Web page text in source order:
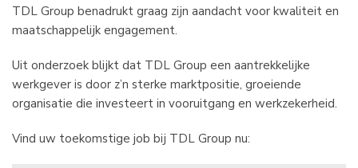
TDL Group benadrukt graag zijn aandacht voor kwaliteit en
maatschappelijk engagement.
Uit onderzoek blijkt dat TDL Group een aantrekkelijke
werkgever is door z’n sterke marktpositie, groeiende
organisatie die investeert in vooruitgang en werkzekerheid.
Vind uw toekomstige job bij TDL Group nu: